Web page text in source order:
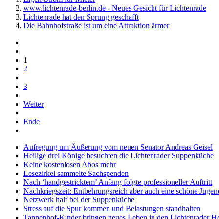
www.lichtenrade-berlin.de - Neues Gesicht für Lichtenrade
Lichtenrade hat den Sprung geschafft
Die Bahnhofstraße ist um eine Attraktion ärmer
1
2
3
Weiter
Ende
Aufregung um Äußerung vom neuen Senator Andreas Geisel
Heilige drei Könige besuchten die Lichtenrader Suppenküche
Keine kostenlosen Abos mehr
Lesezirkel sammelte Sachspenden
Nach ‘handgestricktem’ Anfang folgte professioneller Auftritt
Nachkriegszeit: Entbehrungsreich aber auch eine schöne
Netzwerk half bei der Suppenküche
Stress auf die Spur kommen und Belastungen standhalten
Tannenhof-Kinder bringen neues Leben in den Lichtenrader